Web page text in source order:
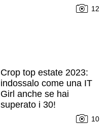
12
Crop top estate 2023:
indossalo come una IT
Girl anche se hai
superato i 30!
10